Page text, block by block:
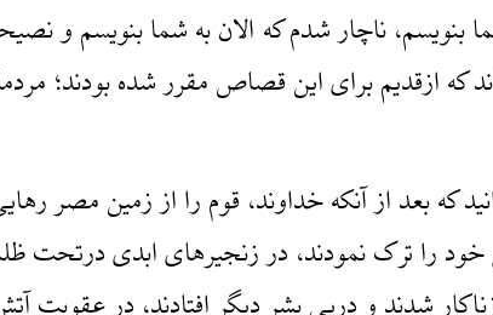
ناچار شدم که الان به شما بنویسم و
ازقدیم برای این قصاص مقرر شده بودند؛
بعد از آنکه خداوند، قوم را از زمین مصر
را ترک نمودند، در زنجیرهای ابدی